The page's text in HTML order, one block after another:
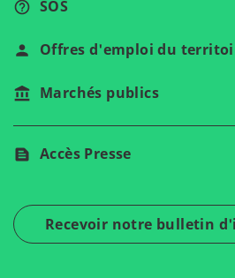
SOS
Offres d'emploi du
Marchés publics
Accès Presse
Recevoir notre bulletin